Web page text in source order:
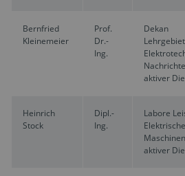
Bernfried
Kleinemeier
Prof.
Dr.-
Ing.
Dekan
aktiver
Heinrich
Stock
Dipl.-
Ing.
Labore
Maschinen
aktiver